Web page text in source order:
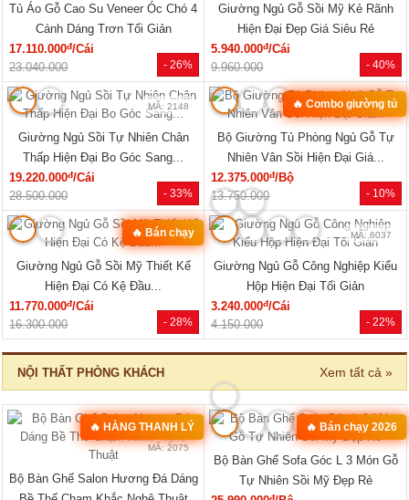
- 26%
Tủ Áo Gỗ Cao Su Veneer Óc Chó 4
Cánh Dáng Trơn Tối Giản
17.110.000đ/Cái
23.040.000
- 40%
Giường Ngủ Gỗ Sồi Mỹ Kẻ Rãnh
Hiện Đại Đẹp Giá Siêu Rẻ
5.940.000đ/Cái
9.960.000
- 33%
MÃ: 2148
Giường Ngủ Sồi Tự Nhiên Chân
Thấp Hiện Đại Bo Góc Sang...
19.220.000đ/Cái
28.500.000
- 10%
🔥 Combo giường tủ
MÃ: 2034
Bộ Giường Tủ Phòng Ngủ Gỗ Tự
Nhiên Vân Sồi Hiện Đại Giá...
12.375.000đ/Bộ
13.750.000
- 28%
🔥 Bán chạy
MÃ: 7723
Giường Ngủ Gỗ Sồi Mỹ Thiết Kế
Hiện Đại Có Kệ Đầu...
11.770.000đ/Cái
16.300.000
- 22%
MÃ: 6037
Giường Ngủ Gỗ Công Nghiệp Kiểu
Hộp Hiện Đại Tối Giản
3.240.000đ/Cái
4.150.000
NỘI THẤT PHÒNG KHÁCH Xem tất cả »
🔥 HÀNG THANH LÝ
MÃ: 2075
Bộ Bàn Ghế Salon Hương Đá Dáng
🔥 Bán chạy 2026
MÃ: 2582
Bộ Bàn Ghế Sofa Góc L 3 Món Gỗ
Tự Nhiên Sồi Mỹ Đẹp Rẻ
đ